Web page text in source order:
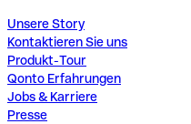
Unsere Story
Kontaktieren Sie uns
Produkt-Tour
Qonto Erfahrungen
Jobs & Karriere
Presse